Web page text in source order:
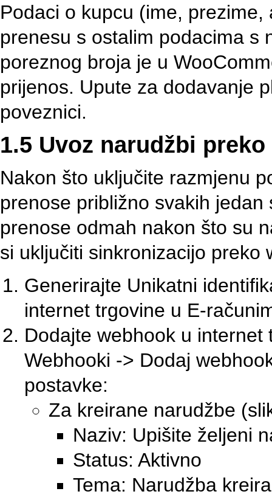
Podaci o kupcu (ime,
prenesu s ostalim podacima s
poreznog broja je u
prijenos. Upute za dodavanje
poveznici.
1.5 Uvoz narudžbi preko
Nakon što uključite razmjenu
prenose približno svakih
prenose odmah nakon što su
si uključiti sinkronizacijo preko
Generirajte Unikatni
internet trgovine u E-
Dodajte webhook u
Webhooki -> Dodaj
postavke:
Za kreirane narudžbe
Naziv: Upišite željeni
Status: Aktivno
Tema: Narudžba